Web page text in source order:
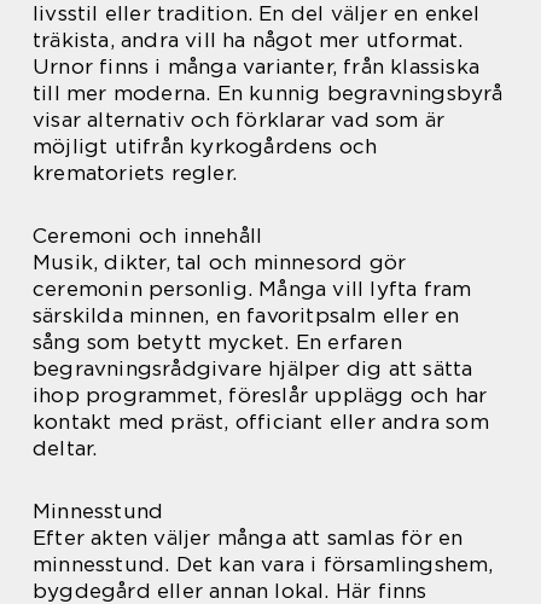
livsstil eller tradition. En del väljer en enkel
träkista, andra vill ha något mer utformat.
Urnor finns i många varianter, från klassiska
till mer moderna. En kunnig begravningsbyrå
visar alternativ och förklarar vad som är
möjligt utifrån kyrkogårdens och
krematoriets regler.
Ceremoni och innehåll
Musik, dikter, tal och minnesord gör
ceremonin personlig. Många vill lyfta fram
särskilda minnen, en favoritpsalm eller en
sång som betytt mycket. En erfaren
begravningsrådgivare hjälper dig att sätta
ihop programmet, föreslår upplägg och har
kontakt med präst, officiant eller andra som
deltar.
Minnesstund
Efter akten väljer många att samlas för en
minnesstund. Det kan vara i församlingshem,
bygdegård eller annan lokal. Här finns